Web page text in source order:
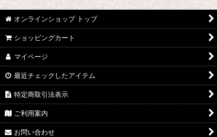
オンラインショップ トップ
ショッピングカート
マイページ
最近チェックしたアイテム
特定商取引法表示
ご利用案内
お問い合わせ